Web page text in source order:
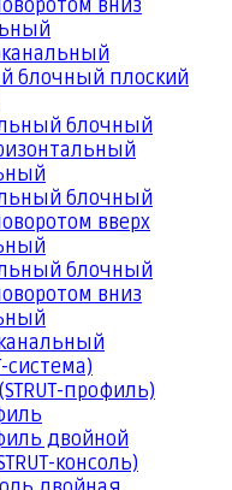
вниз
блочный плоский
блочный
блочный
вверх
блочный
вниз
система)
профиль)
двойной
консоль)